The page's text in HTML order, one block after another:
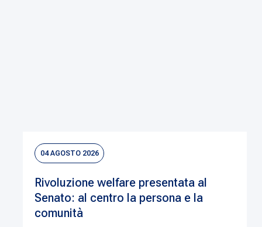
04 AGOSTO 2026
Rivoluzione welfare presentata al
Senato: al centro la persona e la
comunità